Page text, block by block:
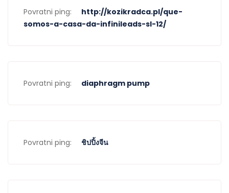
Povratni ping:
http://kozikradca.pl/que-
somos-a-casa-da-infinileads-sl-12/
Povratni ping: diaphragm pump
Povratni ping: ชิปปิ้งจีน